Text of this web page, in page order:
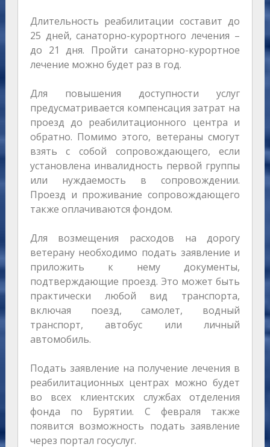
Длительность реабилитации составит до
25 дней, санаторно-курортного лечения –
до 21 дня. Пройти санаторно-курортное
лечение можно будет раз в год.
Для повышения доступности услуг
предусматривается компенсация затрат на
проезд до реабилитационного центра и
обратно. Помимо этого, ветераны смогут
взять с собой сопровождающего, если
установлена инвалидность первой группы
или нуждаемость в сопровождении.
Проезд и проживание сопровождающего
также оплачиваются фондом.
Для возмещения расходов на дорогу
ветерану необходимо подать заявление и
приложить к нему документы,
подтверждающие проезд. Это может быть
практически любой вид транспорта,
включая поезд, самолет, водный
транспорт, автобус или личный
автомобиль.
Подать заявление на получение лечения в
реабилитационных центрах можно будет
во всех клиентских службах отделения
фонда по Бурятии. С февраля также
появится возможность подать заявление
через портал госуслуг.